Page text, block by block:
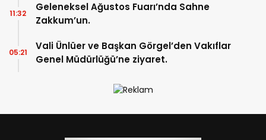
Geleneksel Ağustos Fuarı’nda Sahne
Zakkum’un.
11:32
Vali Ünlüer ve Başkan Görgel’den Vakıflar
Genel Müdürlüğü’ne ziyaret.
05:21